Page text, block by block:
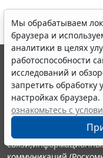
Мы обрабатываем
браузера и
аналитики в целях
работоспособности
исследований и
запретить обработку
настройках
ознакомьтесь с
© ООО "НПП "ГАРАНТ-
выпускается с 1990
являются
информации ГАРАНТ.
Портал ГАРАНТ.РУ
издания